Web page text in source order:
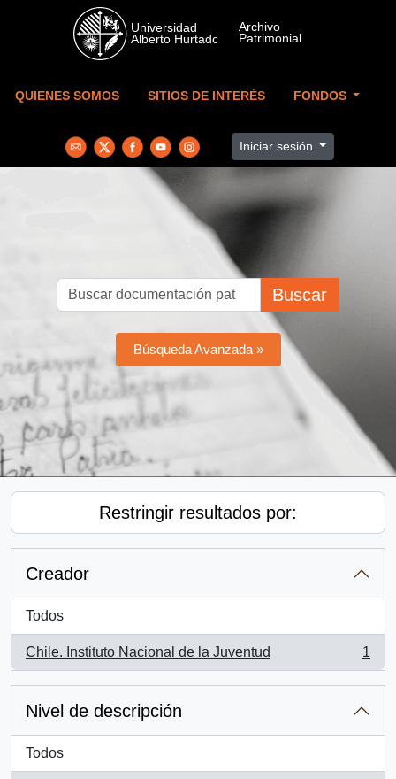
Skip to main content
QUIENES SOMOS SITIOS DE INTERÉS FONDOS
Iniciar sesión
Buscar
Búsqueda Avanzada »
Restringir resultados por:
Creador
Todos
Chile. Instituto Nacional de la Juventud
, 1 resultados
1
Nivel de descripción
Todos